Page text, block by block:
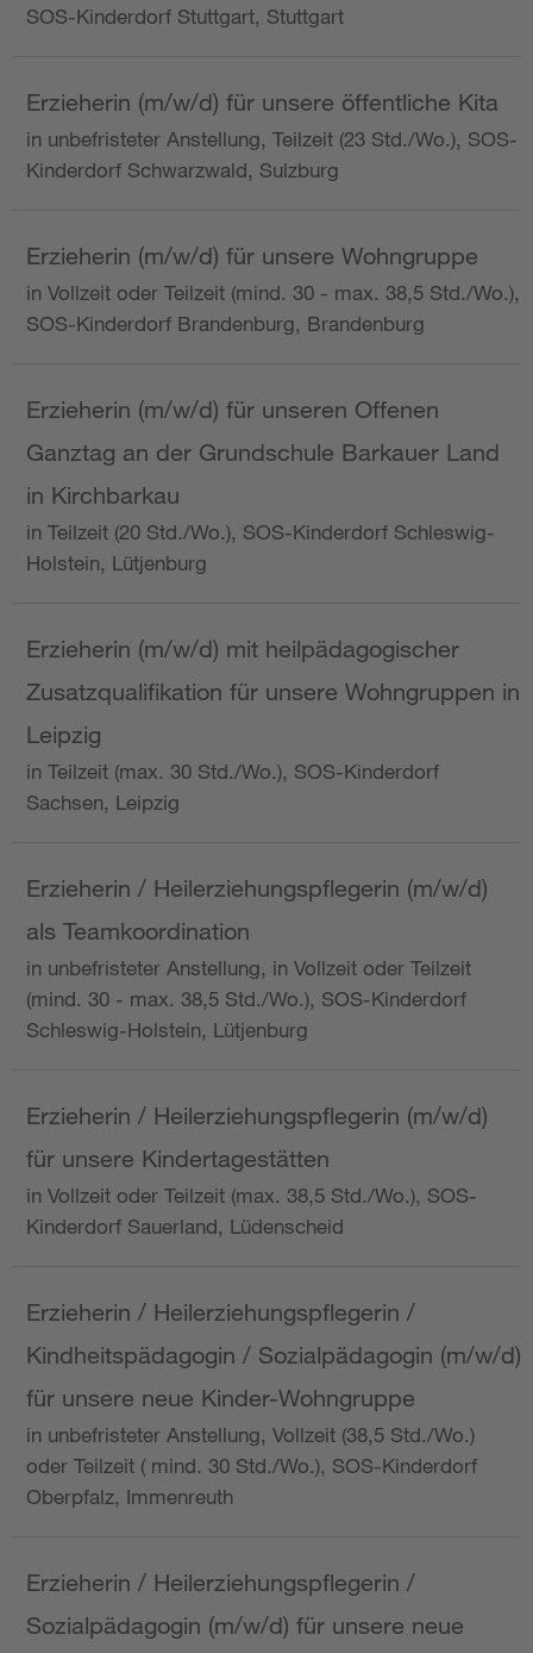
SOS-Kinderdorf Stuttgart, Stuttgart
Erzieherin (m/w/d) für unsere öffentliche Kita
in unbefristeter Anstellung, Teilzeit (23 Std./Wo.), SOS-
Kinderdorf Schwarzwald, Sulzburg
Erzieherin (m/w/d) für unsere Wohngruppe
in Vollzeit oder Teilzeit (mind. 30 - max. 38,5 Std./Wo.),
SOS-Kinderdorf Brandenburg, Brandenburg
Erzieherin (m/w/d) für unseren Offenen
Ganztag an der Grundschule Barkauer Land
in Kirchbarkau
in Teilzeit (20 Std./Wo.), SOS-Kinderdorf Schleswig-
Holstein, Lütjenburg
Erzieherin (m/w/d) mit heilpädagogischer
Zusatzqualifikation für unsere Wohngruppen in
Leipzig
in Teilzeit (max. 30 Std./Wo.), SOS-Kinderdorf
Sachsen, Leipzig
Erzieherin / Heilerziehungspflegerin (m/w/d)
als Teamkoordination
in unbefristeter Anstellung, in Vollzeit oder Teilzeit
(mind. 30 - max. 38,5 Std./Wo.), SOS-Kinderdorf
Schleswig-Holstein, Lütjenburg
Erzieherin / Heilerziehungspflegerin (m/w/d)
für unsere Kindertagestätten
in Vollzeit oder Teilzeit (max. 38,5 Std./Wo.), SOS-
Kinderdorf Sauerland, Lüdenscheid
Erzieherin / Heilerziehungspflegerin /
Kindheitspädagogin / Sozialpädagogin (m/w/d)
für unsere neue Kinder-Wohngruppe
in unbefristeter Anstellung, Vollzeit (38,5 Std./Wo.)
oder Teilzeit ( mind. 30 Std./Wo.), SOS-Kinderdorf
Oberpfalz, Immenreuth
Erzieherin / Heilerziehungspflegerin /
Sozialpädagogin (m/w/d) für unsere neue